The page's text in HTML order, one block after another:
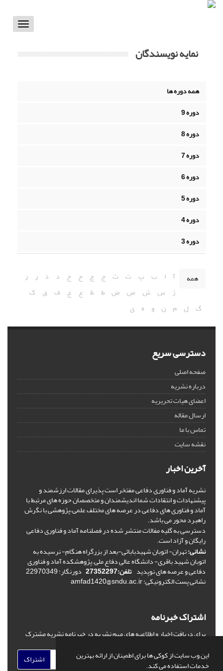
این وب سایت از کوکی ها برای اطمینان از ارائه بهترین
خدمات استفاده می کند.
Toggle
نمایه نویسندگان
همه دوره ها
دوره 9
دوره 8
دوره 7
دوره 6
دوره 5
دوره 4
دوره 3
همه آ ا ب پ ت ث ج چ ح خ د ذ ر ز
ژ س ش ص ض ط ظ ع غ ف ق ک
گ ل م ن و ه ی
دسترسی سریع
صفحه اصلی
درباره نشریه
اعضای هیات تحریریه
ارسال مقاله
تماس با ما
نقشه سایت
آخرین اخبار
نشریه آماد و فناوری دفاعی مفتخر است پذیرای مقالات ارزشمند و
پیشنهادات و انتقادات شما اندیشمندان و متخصصان حوزه های مرتبط با
آماد و فناوری های دفاعی در عرصه های مختلف علمی،پژوهشی با نگرش
راهبرد محور می باشد.
دسترسی به گلیه مفالات منتشر شده در فصلنامه آماد و فناوری دفاعی
رایگان و آزاد است.
نشانی:تهران- اتوبان شهیدبابائی-بعد از بزرگراه هنگام- نرسیده به
اتوبان شهید باقری- دانشگاه عالی دفاع ملی.پژوهشکده آماد و فناوری
دفاعی و عرصه های نوپدیدتلفن:27352297
نشانی پست الکترونیکی: amfad1420@sndu.ac.ir
اشتراک خبرنامه
برای دریافت اخبار و اطلاعیه های مهم نشریه در خبرنامه نشریه مشترک
اشتراک